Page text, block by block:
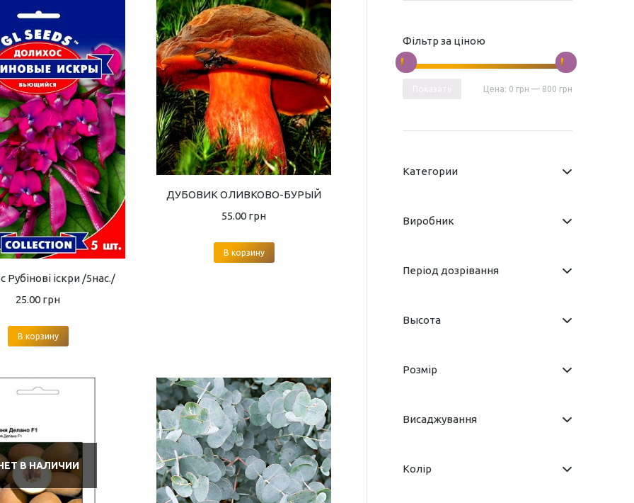
Рубінові іскри /5нас./
25.00 грн
В корзину
ДУБОВИК ОЛИВКОВО-БУРЫЙ
55.00 грн
В корзину
В НАЛИЧИИ
Фільтр за ціною
Цена: 0 грн — 800 грн
Категории
Виробник
Період дозрівання
Высота
Розмір
Висаджування
Колір